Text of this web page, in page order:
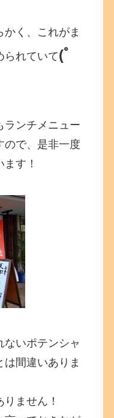
く、これがま
られていて(ﾟ
ランチメニュー
ので、是非一度
す！
ないポテンシャ
は間違いありま
ません！